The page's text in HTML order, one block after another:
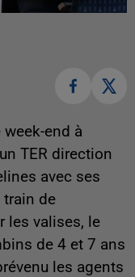
week-end à
TER direction
avec ses
train de
les valises, le
de 4 et 7 ans
les agents